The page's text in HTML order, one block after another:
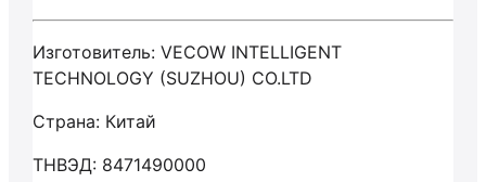
Изготовитель: VECOW INTELLIGENT
TECHNOLOGY (SUZHOU) CO.LTD
Страна: Китай
ТНВЭД: 8471490000